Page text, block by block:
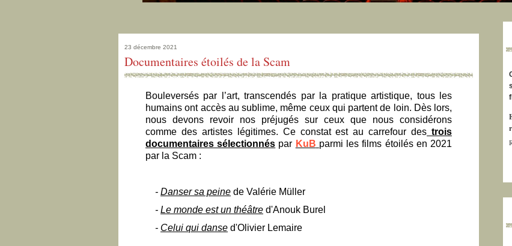
23 décembre 2021
Documentaires étoilés de la Scam
Bouleversés par l’art, transcendés par la pratique artistique, tous les
humains ont accès au sublime, même ceux qui partent de loin. Dès lors,
nous devons revoir nos préjugés sur ceux que nous considérons
comme des artistes légitimes. Ce constat est au carrefour des trois
documentaires sélectionnés par KuB parmi les films étoilés en 2021
par la Scam :
- Danser sa peine de Valérie Müller
- Le monde est un théâtre d'Anouk Burel
- Celui qui danse d'Olivier Lemaire